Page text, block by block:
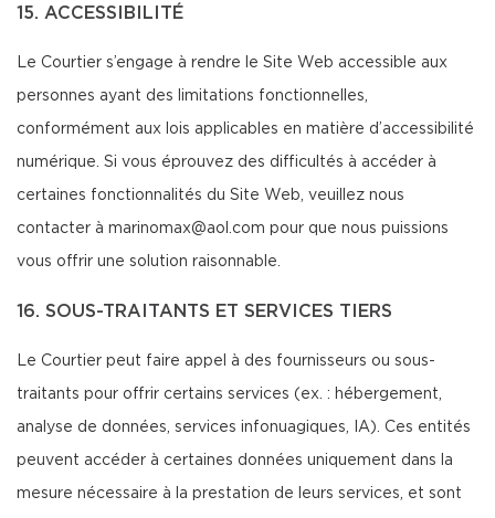
15. ACCESSIBILITÉ
Le Courtier s’engage à rendre le Site Web accessible aux
personnes ayant des limitations fonctionnelles,
conformément aux lois applicables en matière d’accessibilité
numérique. Si vous éprouvez des difficultés à accéder à
certaines fonctionnalités du Site Web, veuillez nous
contacter à marinomax@aol.com pour que nous puissions
vous offrir une solution raisonnable.
16. SOUS-TRAITANTS ET SERVICES TIERS
Le Courtier peut faire appel à des fournisseurs ou sous-
traitants pour offrir certains services (ex. : hébergement,
analyse de données, services infonuagiques, IA). Ces entités
peuvent accéder à certaines données uniquement dans la
mesure nécessaire à la prestation de leurs services, et sont